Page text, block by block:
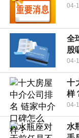
04-
全
股
04-
十
样
04-
水